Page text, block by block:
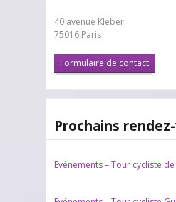
40 avenue Kleber
75016 Paris
Formulaire de contact
Prochains
Evénements – Tour cycliste